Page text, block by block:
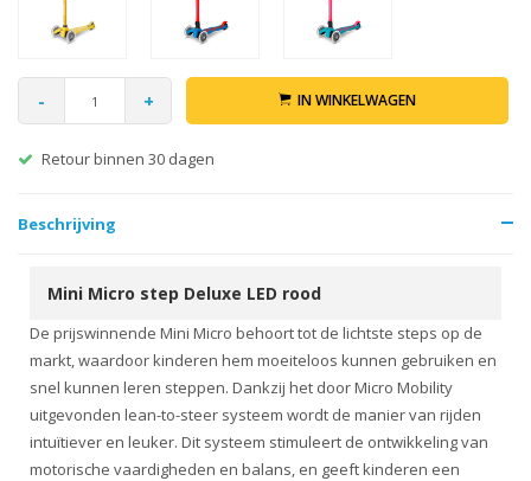
- + IN WINKELWAGEN
Retour binnen 30 dagen
Beschrijving
Mini Micro step Deluxe LED rood
De prijswinnende Mini Micro behoort tot de lichtste steps op de
markt, waardoor kinderen hem moeiteloos kunnen gebruiken en
snel kunnen leren steppen. Dankzij het door Micro Mobility
uitgevonden lean-to-steer systeem wordt de manier van rijden
intuïtiever en leuker. Dit systeem stimuleert de ontwikkeling van
motorische vaardigheden en balans, en geeft kinderen een